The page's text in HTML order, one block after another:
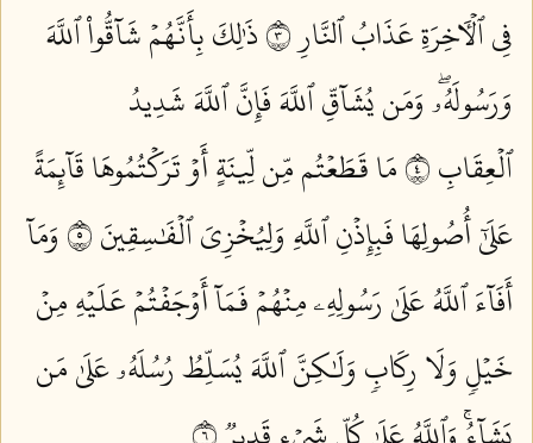
فِي ٱلۡأٓخِرَةِ عَذَابُ ٱلنَّارِ ٣
ذَٰلِكَ بِأَنَّهُمۡ شَآقُّواْ ٱللَّهَ
وَرَسُولَهُۥۖ وَمَن يُشَآقِّ ٱللَّهَ فَإِنَّ ٱللَّهَ شَدِيدُ
ٱلۡعِقَابِ ٤
مَا قَطَعۡتُم مِّن لِّينَةٍ أَوۡ تَرَكۡتُمُوهَا قَآئِمَةً
عَلَىٰٓ أُصُولِهَا فَبِإِذۡنِ ٱللَّهِ وَلِيُخۡزِيَ ٱلۡفَٰسِقِينَ ٥
وَمَآ
أَفَآءَ ٱللَّهُ عَلَىٰ رَسُولِهِۦ مِنۡهُمۡ فَمَآ أَوۡجَفۡتُمۡ عَلَيۡهِ مِنۡ
خَيۡلٖ وَلَا رِكَابٖ وَلَٰكِنَّ ٱللَّهَ يُسَلِّطُ رُسُلَهُۥ عَلَىٰ مَن